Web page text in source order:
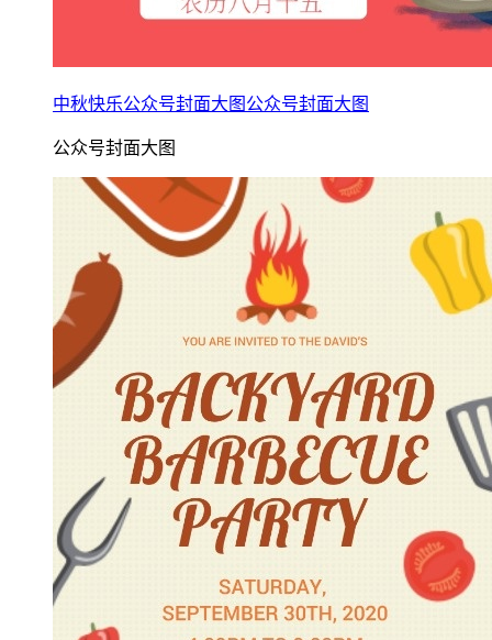
中秋快乐公众号封面大图公众号封面大图
公众号封面大图